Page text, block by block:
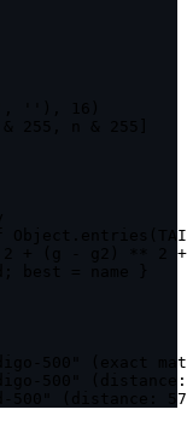
+ (g - g2) ** 2
500" (exact
500"
500" (distance: